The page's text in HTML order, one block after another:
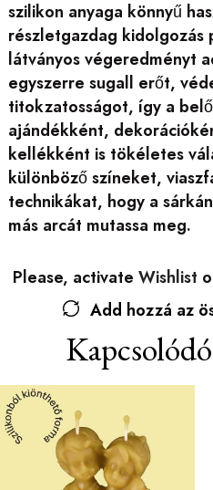
szilikon anyaga könnyű
részletgazdag kidolgozás
látványos végeredményt
egyszerre sugall erőt,
titokzatosságot, így a
ajándékként,
kellékként is tökéletes
különböző színeket,
technikákat, hogy a
más arcát mutassa meg.
Please, activate Wishlist
Add hozzá az